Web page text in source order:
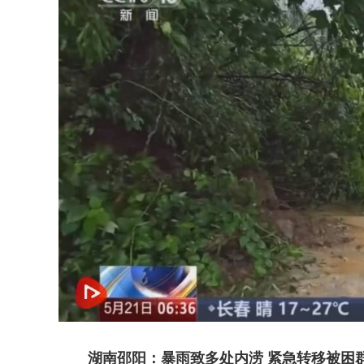
湖南邵阳：暴雨致多处内涝 紧急转移被困